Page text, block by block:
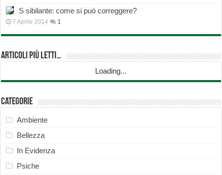
S sibilante: come si può correggere?
7 Aprile 2014 1
Articoli più Letti…
Loading...
Categorie
Ambiente
Bellezza
In Evidenza
Psiche